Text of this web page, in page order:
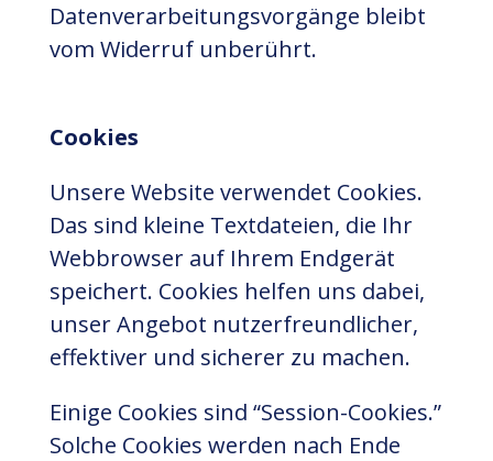
Datenverarbeitungsvorgänge bleibt
vom Widerruf unberührt.
Cookies
Unsere Website verwendet Cookies.
Das sind kleine Textdateien, die Ihr
Webbrowser auf Ihrem Endgerät
speichert. Cookies helfen uns dabei,
unser Angebot nutzerfreundlicher,
effektiver und sicherer zu machen.
Einige Cookies sind “Session-Cookies.”
Solche Cookies werden nach Ende